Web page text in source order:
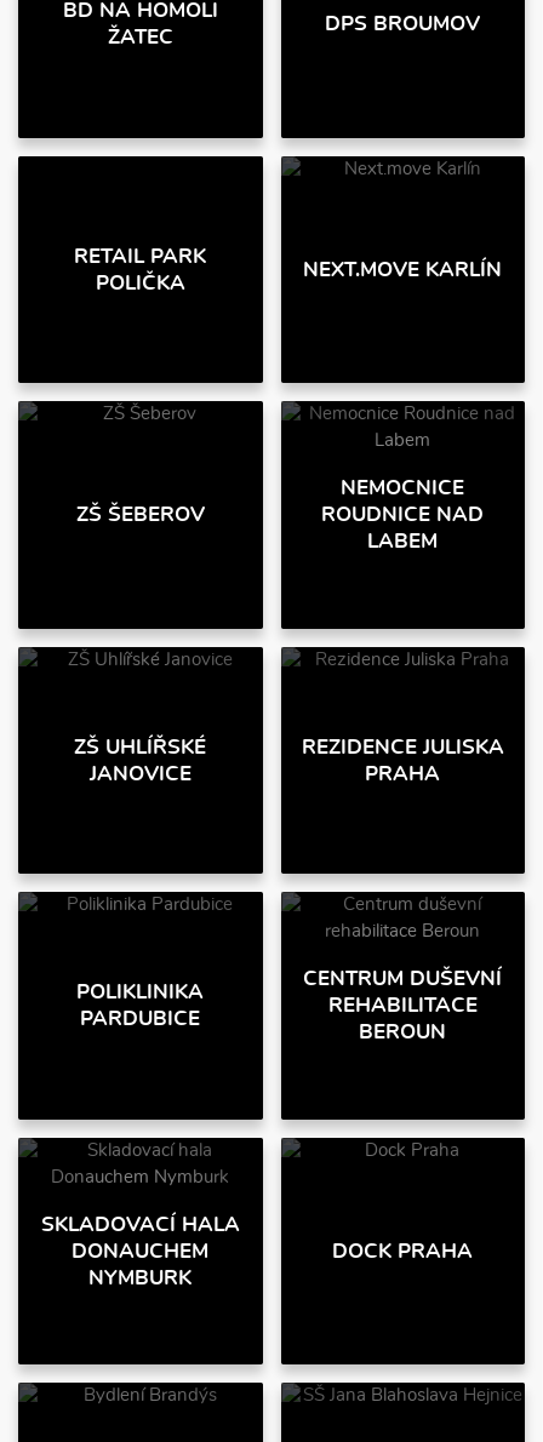
BD NA HOMOLI
ŽATEC
DPS BROUMOV
RETAIL PARK
POLIČKA
NEXT.MOVE KARLÍN
ZŠ ŠEBEROV
NEMOCNICE
ROUDNICE NAD
LABEM
ZŠ UHLÍŘSKÉ
JANOVICE
REZIDENCE JULISKA
PRAHA
POLIKLINIKA
PARDUBICE
CENTRUM DUŠEVNÍ
REHABILITACE
BEROUN
SKLADOVACÍ HALA
DONAUCHEM
NYMBURK
DOCK PRAHA